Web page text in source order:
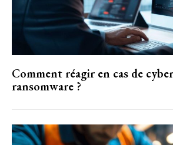
Comment réagir en cas de
ransomware ?